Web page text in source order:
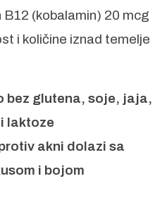
(kobalamin) 20 mcg
i količine iznad temelje
bez glutena, soje, jaja,
laktoze
akni dolazi sa
i bojom